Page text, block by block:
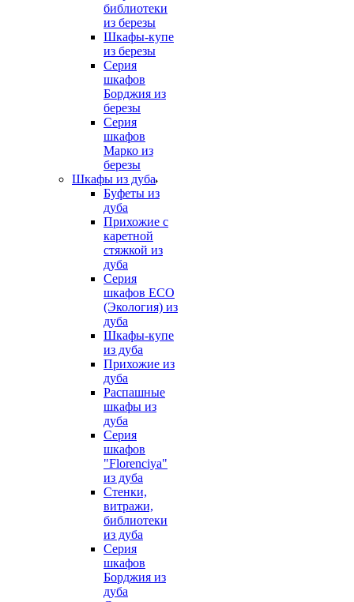
библиотеки
из березы
Шкафы-купе
из березы
Серия
шкафов
Борджия из
березы
Серия
шкафов
Марко из
березы
Шкафы из дуба
Буфеты из
дуба
Прихожие с
каретной
стяжкой из
дуба
Серия
шкафов ECO
(Экология) из
дуба
Шкафы-купе
из дуба
Прихожие из
дуба
Распашные
шкафы из
дуба
Серия
шкафов
"Florenciya"
из дуба
Стенки,
витражи,
библиотеки
из дуба
Серия
шкафов
Борджия из
дуба